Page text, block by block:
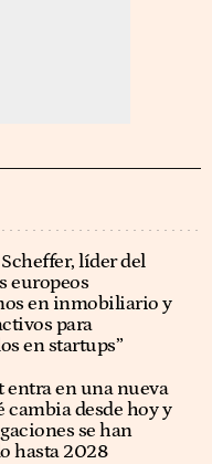
líder del
europeos
en inmobiliario y
para
en startups”
entra en una nueva
cambia desde hoy y
se han
hasta 2028